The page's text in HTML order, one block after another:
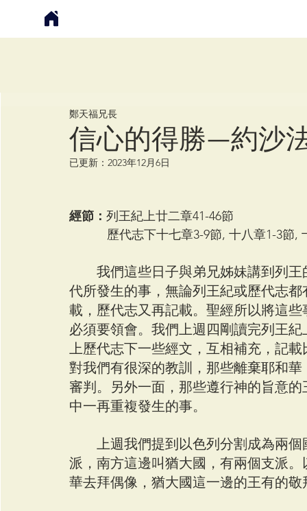
信心的得勝—約沙
鄭天福兄長
已更新： 2023年12月6日
經節： 列王紀上廿二章41-46節
歷代志下十七章3-9節, 十八章1-3節,
我們這些日子與弟兄姊妹講到列王
代所發生的事，無論列王紀或歷代志
載，歷代志又再記載。聖經所以將這
必須要領會。我們上週四剛讀完列王
上歷代志下一些經文，互相補充，記
對我們有很深的教訓，那些離棄耶和
審判。另外一面，那些遵行神的旨意
中一再重複發生的事。
上週我們提到以色列分割成為兩個
派，南方這邊叫猶大國，有兩個支派
華去拜偶像，猶大國這一邊的王有的